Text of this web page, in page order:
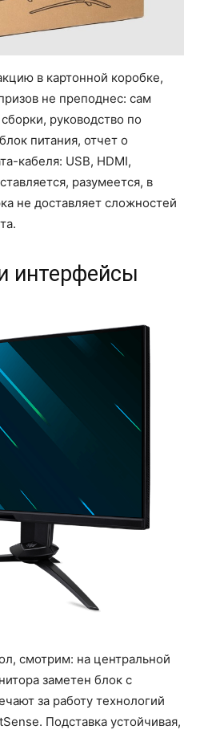
в картонной коробке,
не преподнес: сам
руководство по
питания, отчет о
кабеля: USB, HDMI,
разумеется, в
не доставляет сложностей
интерфейсы
смотрим: на центральной
заметен блок с
за работу технологий
Подставка устойчивая,